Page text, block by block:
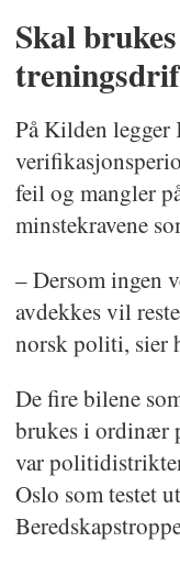
Skal
På Kilden
feil og mangler
minstekravene
– Dersom ingen
avdekkes vil
norsk politi, sier
De fire bilene
brukes i ordinær
var
Oslo som testet